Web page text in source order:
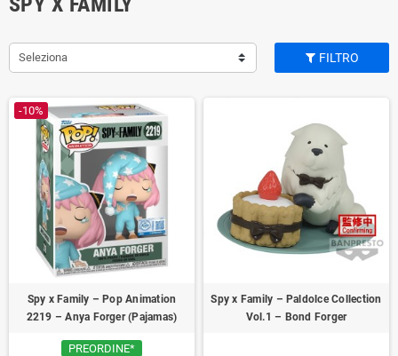
Seleziona FILTRO
-10%
Spy x Family – Pop Animation
2219 – Anya Forger (Pajamas)
PREORDINE*
Spy x Family – Paldolce Collection
Vol.1 – Bond Forger